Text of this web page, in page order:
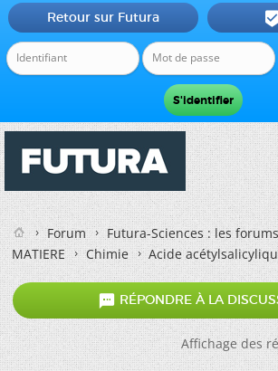
Retour sur Futura 
Forum
Futura-Sciences : les
MATIERE
Chimie Acide
 RÉPONDRE À LA
Affichage des